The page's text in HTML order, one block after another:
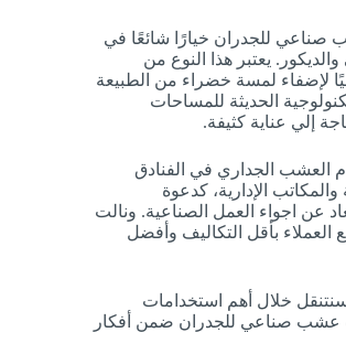
للجدران خيارًا شائعًا في
والديكور. يعتبر هذا النوع من
لإضفاء لمسة خضراء من الطبيعة
الحديثة للمساحات
إلي عناية كثيفة.
العشب الجداري في الفنادق
والمكاتب الإدارية، كدعوة
عن اجواء العمل الصناعية. ونالت
العملاء بأقل التكاليف وأفضل
خلال أهم استخدامات
عشب صناعي للجدران ضمن أفكار